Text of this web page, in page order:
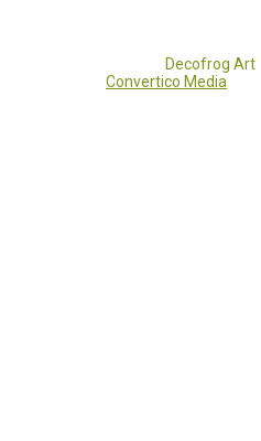
Decofrog Art
Convertico Media